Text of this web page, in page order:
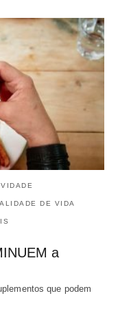
DE VIDA
a
que podem